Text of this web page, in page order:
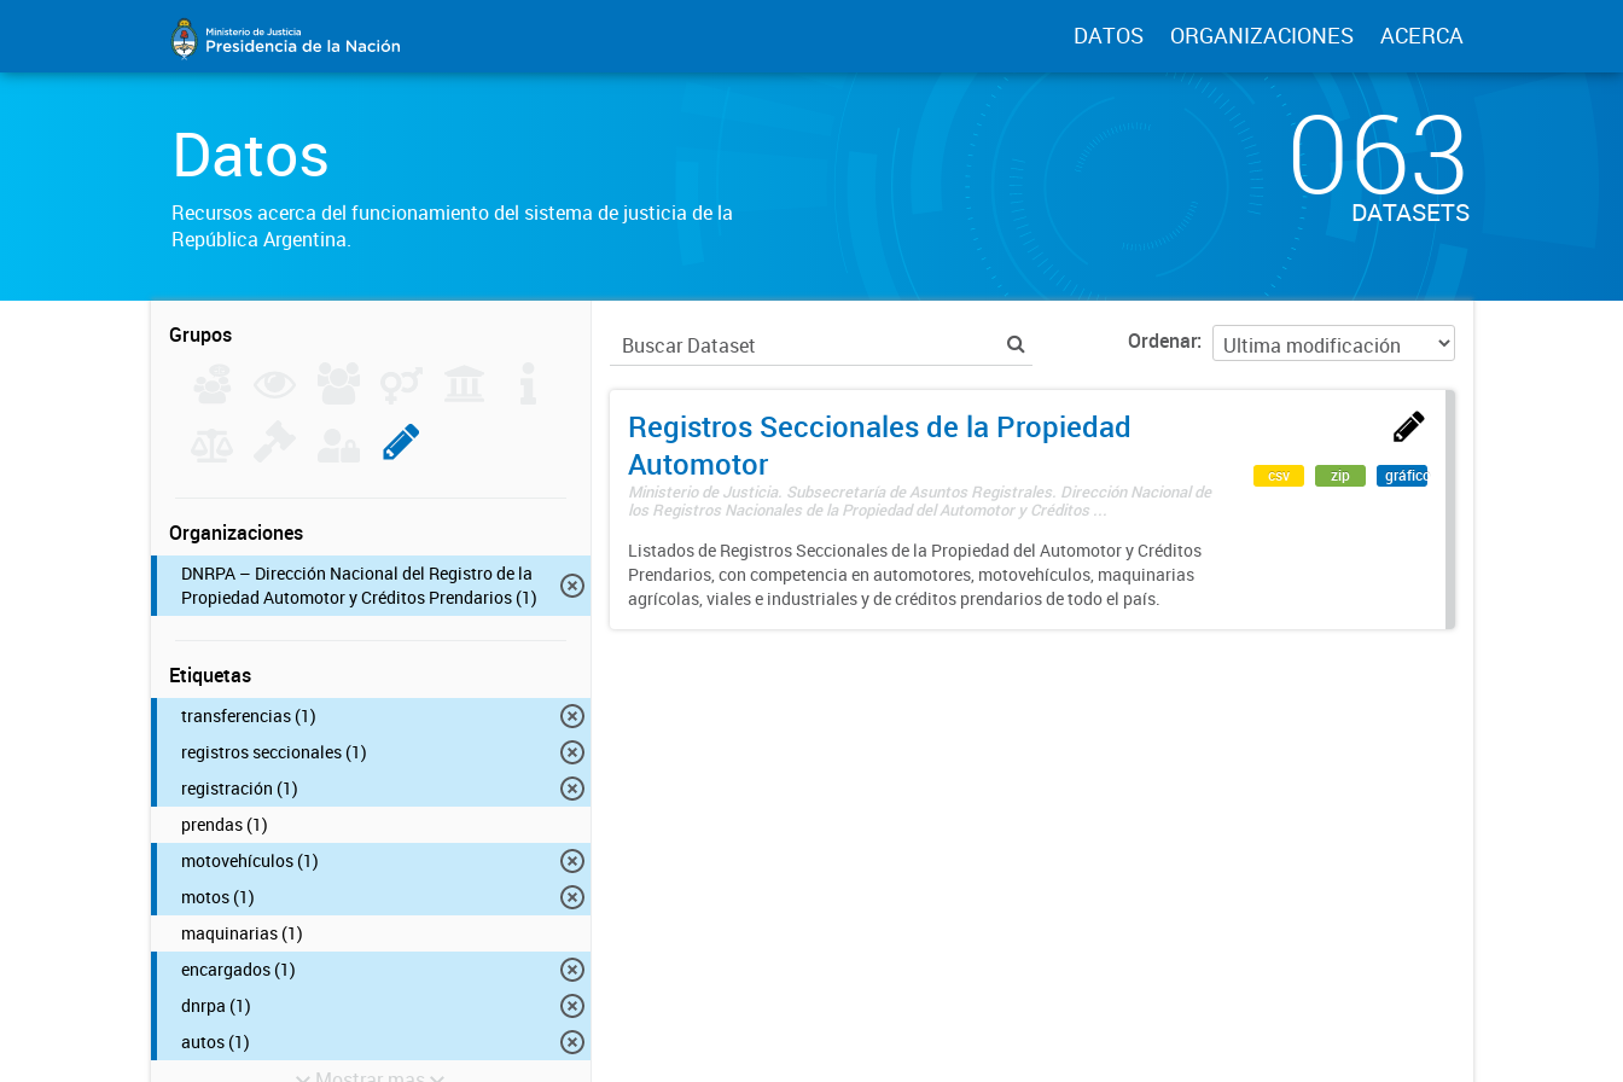
DATOS ORGANIZACIONES ACERCA
Datos
Recursos acerca del funcionamiento del sistema de justicia de la
República Argentina.
063
DATASETS
Grupos
Organizaciones
DNRPA – Dirección Nacional del Registro de la
Propiedad Automotor y Créditos Prendarios (1)
Etiquetas
transferencias (1)
registros seccionales (1)
registración (1)
prendas (1)
motovehículos (1)
motos (1)
maquinarias (1)
encargados (1)
dnrpa (1)
autos (1)
Ordenar
Registros Seccionales de la Propiedad
Automotor
Ministerio de Justicia. Subsecretaría de Asuntos Registrales. Dirección Nacional de
los Registros Nacionales de la Propiedad del Automotor y Créditos ...
Listados de Registros Seccionales de la Propiedad del Automotor y Créditos
Prendarios, con competencia en automotores, motovehículos, maquinarias
agrícolas, viales e industriales y de créditos prendarios de todo el país.
csv zip gráfico